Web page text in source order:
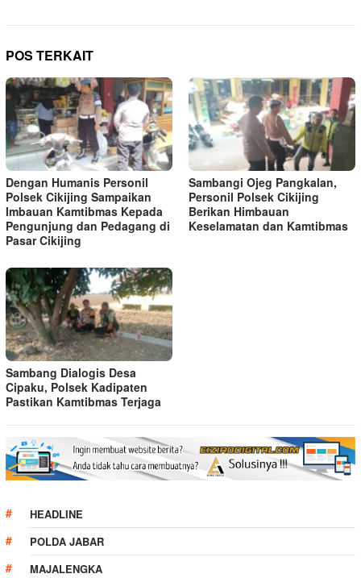
POS TERKAIT
Dengan Humanis Personil
Polsek Cikijing Sampaikan
Imbauan Kamtibmas Kepada
Pengunjung dan Pedagang di
Pasar Cikijing
Sambangi Ojeg Pangkalan,
Personil Polsek Cikijing
Berikan Himbauan
Keselamatan dan Kamtibmas
Sambang Dialogis Desa
Cipaku, Polsek Kadipaten
Pastikan Kamtibmas Terjaga
HEADLINE
POLDA JABAR
MAJALENGKA